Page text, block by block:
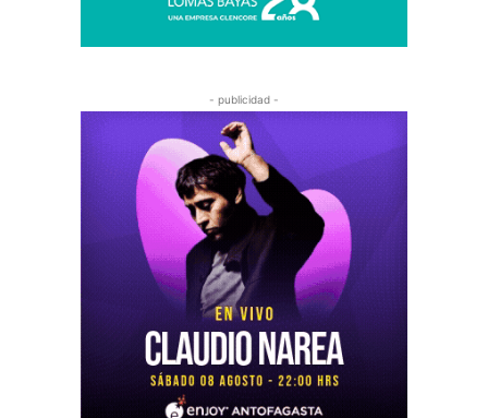
- publicidad -